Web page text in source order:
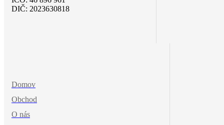
DIČ: 2023630818
Domov
Obchod
O nás